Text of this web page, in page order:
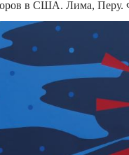
в США. Лима, Перу.